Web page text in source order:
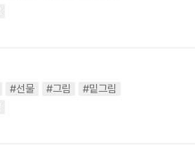
#선물 #그림
#밑그림